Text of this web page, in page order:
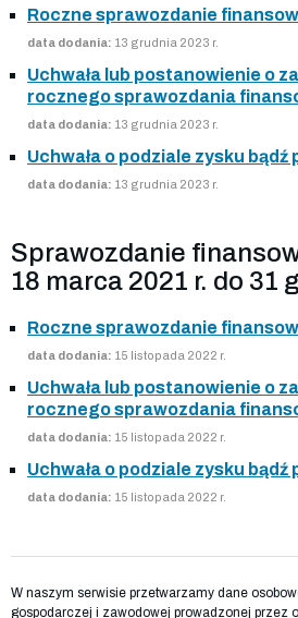
Roczne sprawozdanie
data dodania: 13 grudnia 2023 r.
Uchwała lub postanowienie o
rocznego sprawozdania
data dodania: 13 grudnia 2023 r.
Uchwała o podziale zysku
data dodania: 13 grudnia 2023 r.
Sprawozdanie
18 marca 2021 r. do 31
Roczne sprawozdanie
data dodania: 15 listopada 2022 r.
Uchwała lub postanowienie o
rocznego sprawozdania
data dodania: 15 listopada 2022 r.
Uchwała o podziale zysku
data dodania: 15 listopada 2022 r.
W naszym serwisie przetwarzamy dane
gospodarczej i zawodowej prowadzonej przez